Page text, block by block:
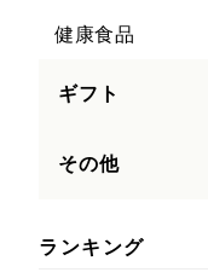
健康食品
ギフト
その他
ランキング